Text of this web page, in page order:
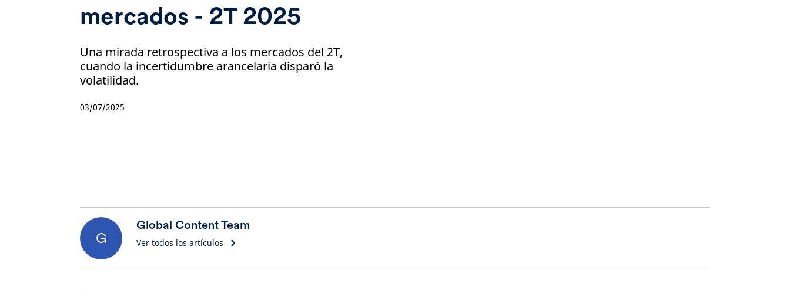
mercados - 2T 2025
Una mirada retrospectiva a los mercados del 2T,
cuando la incertidumbre arancelaria disparó la
volatilidad.
03/07/2025
G
Global Content Team
Ver todos los artículos